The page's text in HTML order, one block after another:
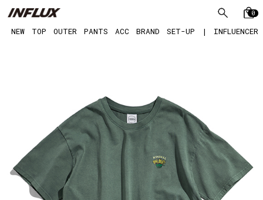
0
NEW TOP OUTER PANTS ACC BRAND SET-UP | INFLUENCER